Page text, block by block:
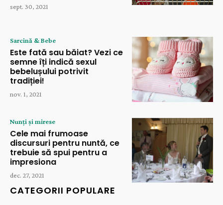
sept. 30, 2021
Sarcină & Bebe
Este fată sau băiat? Vezi ce
semne îți indică sexul
bebelușului potrivit
tradiției!
nov. 1, 2021
Nunți și mirese
Cele mai frumoase
discursuri pentru nuntă, ce
trebuie să spui pentru a
impresiona
dec. 27, 2021
CATEGORII POPULARE